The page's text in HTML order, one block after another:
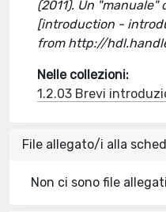
(2011). Un "manuale"
[introduction -
from http://
Nelle collezioni:
1.2.03 Brevi
File allegato/i alla
Non ci sono file